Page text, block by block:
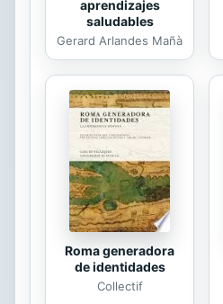
aprendizajes
saludables
Gerard Arlandes Mañà
Roma generadora
de identidades
Collectif